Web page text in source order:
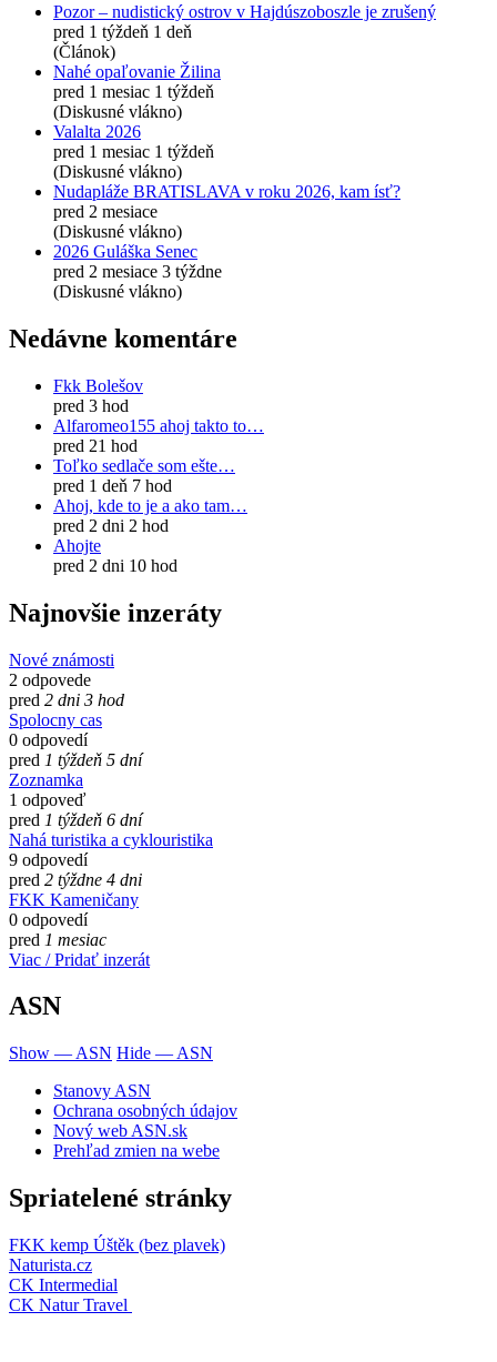
Pozor – nudistický ostrov v Hajdúszoboszle je zrušený
pred 1 týždeň 1 deň
(Článok)
Nahé opaľovanie Žilina
pred 1 mesiac 1 týždeň
(Diskusné vlákno)
Valalta 2026
pred 1 mesiac 1 týždeň
(Diskusné vlákno)
Nudapláže BRATISLAVA v roku 2026, kam ísť?
pred 2 mesiace
(Diskusné vlákno)
2026 Guláška Senec
pred 2 mesiace 3 týždne
(Diskusné vlákno)
Nedávne komentáre
Fkk Bolešov
pred 3 hod
Alfaromeo155 ahoj takto to…
pred 21 hod
Toľko sedlače som ešte…
pred 1 deň 7 hod
Ahoj, kde to je a ako tam…
pred 2 dni 2 hod
Ahojte
pred 2 dni 10 hod
Najnovšie inzeráty
Nové známosti
2 odpovede
pred 2 dni 3 hod
Spolocny cas
0 odpovedí
pred 1 týždeň 5 dní
Zoznamka
1 odpoveď
pred 1 týždeň 6 dní
Nahá turistika a cyklouristika
9 odpovedí
pred 2 týždne 4 dni
FKK Kameničany
0 odpovedí
pred 1 mesiac
Viac / Pridať inzerát
ASN
Show — ASN Hide — ASN
Stanovy ASN
Ochrana osobných údajov
Nový web ASN.sk
Prehľad zmien na webe
Spriatelené stránky
FKK kemp Úštěk (bez plavek)
Naturista.cz
CK Intermedial
CK Natur Travel